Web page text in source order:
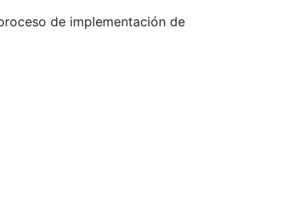
de implementación de